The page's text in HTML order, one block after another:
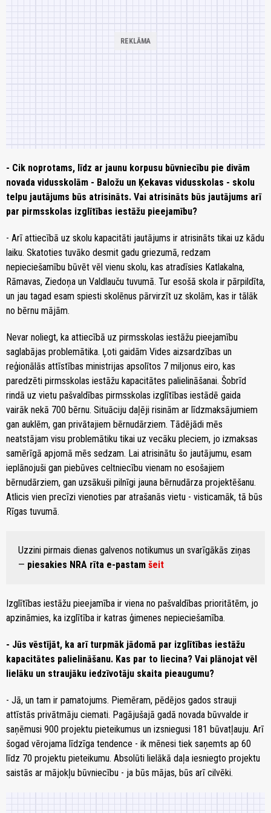
- Cik noprotams, līdz ar jaunu korpusu būvniecību pie divām
novada vidusskolām - Baložu un Ķekavas vidusskolas - skolu
telpu jautājums būs atrisināts. Vai atrisināts būs jautājums arī
par pirmsskolas izglītības iestāžu pieejamību?
- Arī attiecībā uz skolu kapacitāti jautājums ir atrisināts tikai uz kādu
laiku. Skatoties tuvāko desmit gadu griezumā, redzam
nepieciešamību būvēt vēl vienu skolu, kas atradīsies Katlakalna,
Rāmavas, Ziedoņa un Valdlauču tuvumā. Tur esošā skola ir pārpildīta,
un jau tagad esam spiesti skolēnus pārvirzīt uz skolām, kas ir tālāk
no bērnu mājām.
Nevar noliegt, ka attiecībā uz pirmsskolas iestāžu pieejamību
saglabājas problemātika. Ļoti gaidām Vides aizsardzības un
reģionālās attīstības ministrijas apsolītos 7 miljonus eiro, kas
paredzēti pirmsskolas iestāžu kapacitātes palielināšanai. Šobrīd
rindā uz vietu pašvaldības pirmsskolas izglītības iestādē gaida
vairāk nekā 700 bērnu. Situāciju daļēji risinām ar līdzmaksājumiem
gan auklēm, gan privātajiem bērnudārziem. Tādējādi mēs
neatstājam visu problemātiku tikai uz vecāku pleciem, jo izmaksas
samērīgā apjomā mēs sedzam. Lai atrisinātu šo jautājumu, esam
ieplānojuši gan piebūves celtniecību vienam no esošajiem
bērnudārziem, gan uzsākuši pilnīgi jauna bērnudārza projektēšanu.
Atlicis vien precīzi vienoties par atrašanās vietu - visticamāk, tā būs
Rīgas tuvumā.
Uzzini pirmais dienas galvenos notikumus un svarīgākās ziņas
— piesakies NRA rīta e-pastam šeit
Izglītības iestāžu pieejamība ir viena no pašvaldības prioritātēm, jo
apzināmies, ka izglītība ir katras ģimenes nepieciešamība.
- Jūs vēstījāt, ka arī turpmāk jādomā par izglītības iestāžu
kapacitātes palielināšanu. Kas par to liecina? Vai plānojat vēl
lielāku un straujāku iedzīvotāju skaita pieaugumu?
- Jā, un tam ir pamatojums. Piemēram, pēdējos gados strauji
attīstās privātmāju ciemati. Pagājušajā gadā novada būvvalde ir
saņēmusi 900 projektu pieteikumus un izsniegusi 181 būvatļauju. Arī
šogad vērojama līdzīga tendence - ik mēnesi tiek saņemts ap 60
līdz 70 projektu pieteikumu. Absolūti lielākā daļa iesniegto projektu
saistās ar mājokļu būvniecību - ja būs mājas, būs arī cilvēki.